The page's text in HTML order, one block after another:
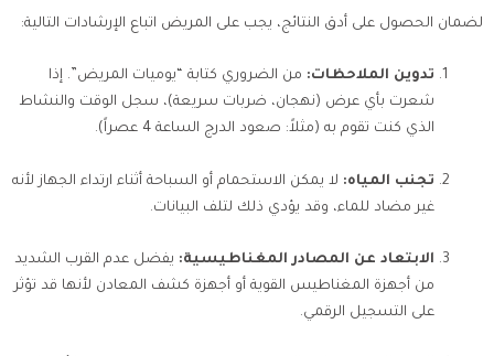
لضمان الحصول على أدق النتائج، يجب على المريض اتباع الإرشادات التالية:
تدوين الملاحظات: من الضروري كتابة “يوميات المريض”. إذا
شعرت بأي عرض (نهجان، ضربات سريعة)، سجل الوقت والنشاط
الذي كنت تقوم به (مثلاً: صعود الدرج الساعة 4 عصراً).
تجنب المياه: لا يمكن الاستحمام أو السباحة أثناء ارتداء الجهاز لأنه
غير مضاد للماء، وقد يؤدي ذلك لتلف البيانات.
الابتعاد عن المصادر المغناطيسية: يفضل عدم القرب الشديد
من أجهزة المغناطيس القوية أو أجهزة كشف المعادن لأنها قد تؤثر
على التسجيل الرقمي.